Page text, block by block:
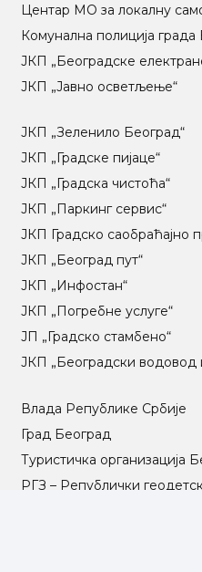
Центар МO за локалну
Комунална полиција града
ЈКП „Београдске
ЈКП „Јавно осветљење“
ЈКП „Зеленило Београд“
ЈКП „Градске пијаце“
ЈКП „Градска чистоћа“
ЈКП „Паркинг сервис“
ЈКП Градско саобраћајно
ЈКП „Београд пут“
ЈКП „Инфостан“
ЈКП „Погребне услуге“
ЈП „Градско стамбено“
ЈКП „Београдски водовод
Влада Републике Србије
Град Београд
Туристичка организација
РГЗ – Републички